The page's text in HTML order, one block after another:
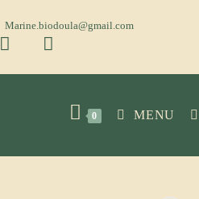
Marine.biodoula@gmail.com
0 MENU